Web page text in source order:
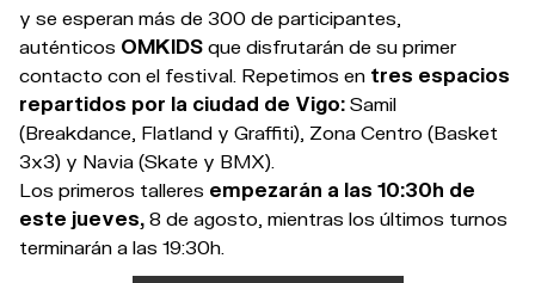
y se esperan más de 300 de participantes,
auténticos OMKIDS que disfrutarán de su primer
contacto con el festival. Repetimos en tres espacios
repartidos por la ciudad de Vigo: Samil
(Breakdance, Flatland y Graffiti), Zona Centro (Basket
3x3) y Navia (Skate y BMX).
Los primeros talleres empezarán a las 10:30h de
este jueves, 8 de agosto, mientras los últimos turnos
terminarán a las 19:30h.